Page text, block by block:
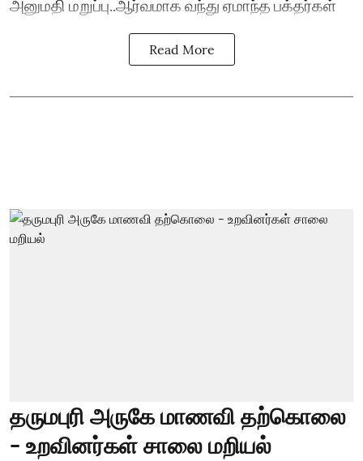
அனுமதி மறுப்பு..ஆர்வமாக வந்து ஏமாந்த பக்தர்கள்
Read More
தருமபுரி அருகே மாணவி தற்கொலை
- உறவினர்கள் சாலை மறியல்